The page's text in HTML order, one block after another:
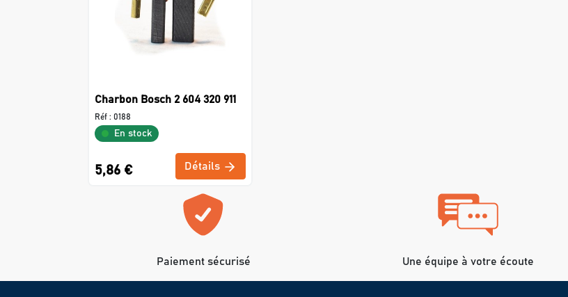
Charbon Bosch 2 604 320 911
Réf : 0188
En stock
5,86 € Détails
Paiement sécurisé Une équipe à votre écoute